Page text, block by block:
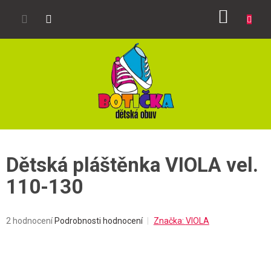
Dětská pláštěnka VIOLA vel.
110-130
Průměrné
2 hodnocení Podrobnosti hodnocení Značka: VIOLA